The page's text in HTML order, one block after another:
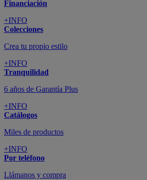
Financiación
+INFO
Colecciones
Crea tu propio estilo
+INFO
Tranquilidad
6 años de Garantía Plus
+INFO
Catálogos
Miles de productos
+INFO
Por teléfono
Llámanos y compra